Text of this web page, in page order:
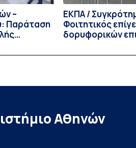
–
Παράταση
ΕΚΠΑ /
Φοιτητικός
δορυφορικών
Αθηνών